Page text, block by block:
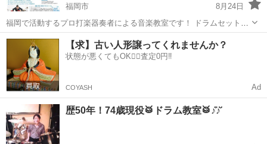
福岡市
8月24日
福岡で活動するプロ打楽器奏者による音楽教室です！ ドラムセットは
もちろん、ティンバレス・コンガ・ボンゴなど、九州でも珍しいラテ
ンパーカッションを体験できます✨ 初心者の方から経験者まで、それ
ぞれのレベルに...
福岡 福岡市 ドラム コンガ
【求】古い人形譲ってくれませんか？
状態が悪くてもOK🙆‍♀️査定0円‼️
COYASH Ad
歴50年！74歳現役🥁ドラム教室🥁♪̊̈♪̆̈